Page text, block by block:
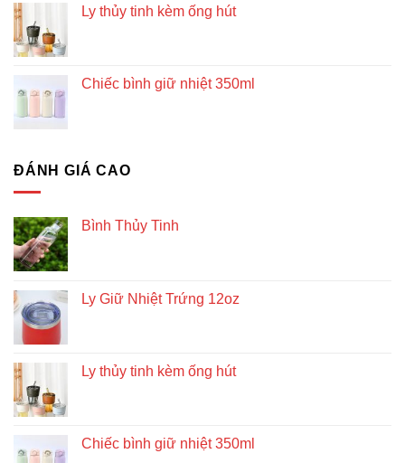
Ly thủy tinh kèm ống hút
Chiếc bình giữ nhiệt 350ml
ĐÁNH GIÁ CAO
Bình Thủy Tinh
Ly Giữ Nhiệt Trứng 12oz
Ly thủy tinh kèm ống hút
Chiếc bình giữ nhiệt 350ml